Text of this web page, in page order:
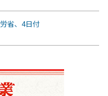
省、4日付